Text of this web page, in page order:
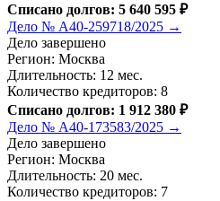
Списано долгов: 5 640 595 ₽
Дело № А40-259718/2025 →
Дело завершено
Регион: Москва
Длительность: 12 мес.
Количество кредиторов: 8
Списано долгов: 1 912 380 ₽
Дело № А40-173583/2025 →
Дело завершено
Регион: Москва
Длительность: 20 мес.
Количество кредиторов: 7